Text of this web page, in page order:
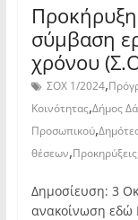
σύμβαση
χρόνου
ΣΟΧ 1/2024,
Κοινότητας,Δήμος
Προσωπικού,
θέσεων,Προκηρύξεις
Δημοσίευση: 3
ανακοίνωση εδώ